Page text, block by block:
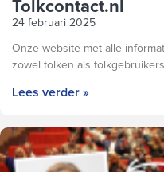
Tolkcontact.nl
24 februari 2025
Onze website met alle
zowel tolken als
Lees verder »